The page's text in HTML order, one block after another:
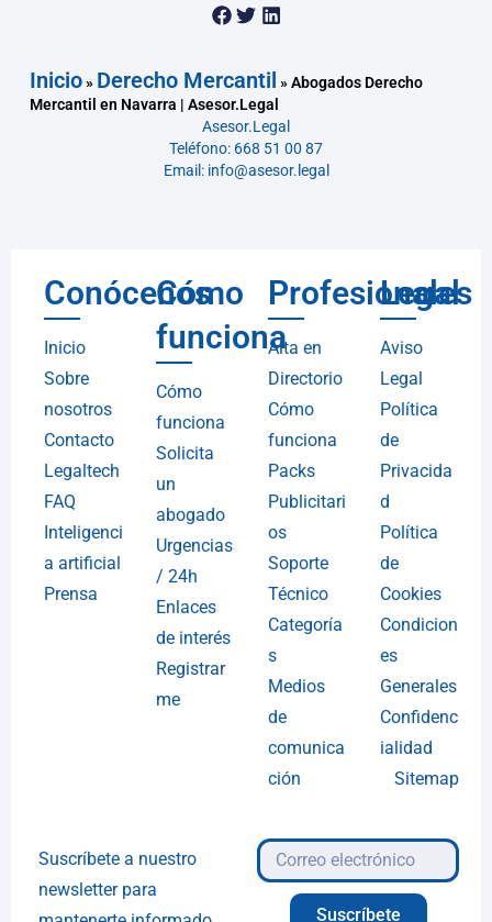
Inicio» Derecho Mercantil »Abogados Derecho
Mercantil en Navarra | Asesor.Legal
Asesor.Legal
Teléfono: 668 51 00 87
Email: info@asesor.legal
Conócenos
Inicio
Sobre
nosotros
Contacto
Legaltech
FAQ
Inteligenci
a artificial
Prensa
Cómo
funciona
Cómo
funciona
Solicita
un
abogado
Urgencias
/ 24h
Enlaces
de interés
Registrar
me
Profesionales
Alta en
Directorio
Cómo
funciona
Packs
Publicitari
os
Soporte
Técnico
Categoría
s
Medios
de
comunica
ción
Legal
Aviso
Legal
Política
de
Privacida
d
Política
de
Cookies
Condicion
es
Generales
Confidenc
ialidad
Sitemap
Suscríbete a nuestro
newsletter para
Suscríbete